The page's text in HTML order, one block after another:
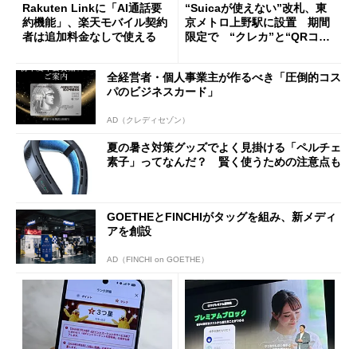
Rakuten Linkに「AI通話要
約機能」、楽天モバイル契約
者は追加料金なしで使える
“Suicaが使えない”改札、東
京メトロ上野駅に設置 期間
限定で “クレカ”と“QRコー
全経営者・個人事業主が作るべき「圧倒的コス
パのビジネスカード」
AD（クレディセゾン）
夏の暑さ対策グッズでよく見掛ける「ペルチェ
素子」ってなんだ？ 賢く使うための注意点も
GOETHEとFINCHIがタッグを組み、新メディ
アを創設
AD（FINCHI on GOETHE）